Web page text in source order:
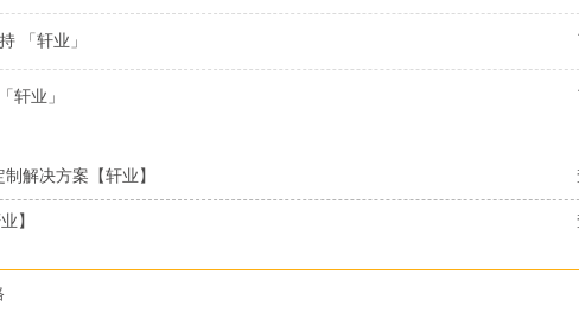
「轩业」
轩业」
解决方案【轩业】
】